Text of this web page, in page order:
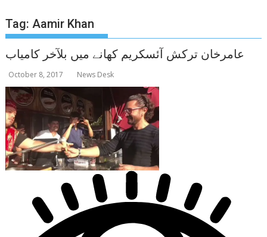
Tag:Aamir Khan
عامرخان ترکش آئسکریم کھانے میں بلآخر کامیاب
October 8, 2017 News Desk